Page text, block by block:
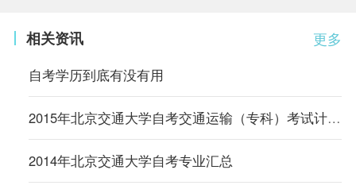
更多
相关资讯
自考学历到底有没有用
2015年北京交通大学自考交通运输（专科）考试计划（内蒙古）
2014年北京交通大学自考专业汇总